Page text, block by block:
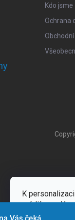
K
médií a
Více informací
Kdo jsme
Ochrana